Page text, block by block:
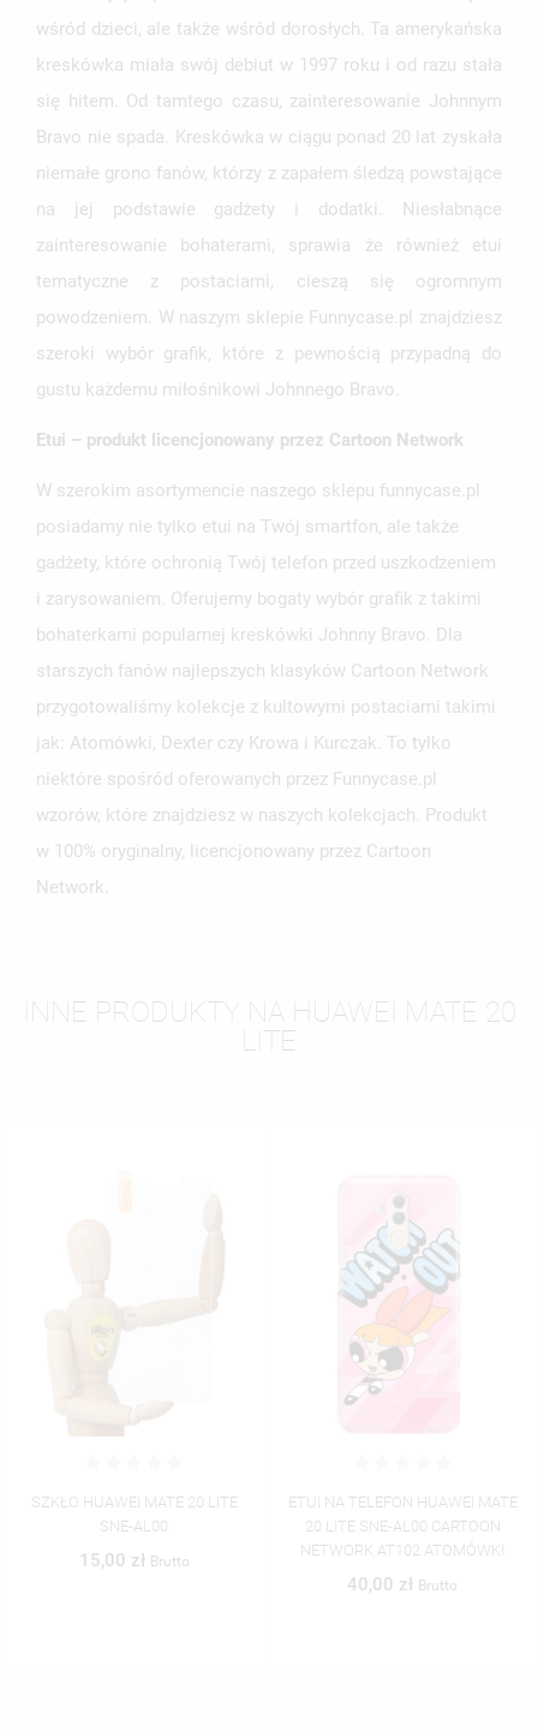
wśród dzieci, ale także wśród dorosłych. Ta amerykańska
kreskówka miała swój debiut w 1997 roku i od razu stała
się hitem. Od tamtego czasu, zainteresowanie Johnnym
Bravo nie spada. Kreskówka w ciągu ponad 20 lat zyskała
niemałe grono fanów, którzy z zapałem śledzą powstające
na jej podstawie gadżety i dodatki. Niesłabnące
zainteresowanie bohaterami, sprawia że również etui
tematyczne z postaciami, cieszą się ogromnym
powodzeniem. W naszym sklepie Funnycase.pl znajdziesz
szeroki wybór grafik, które z pewnością przypadną do
gustu każdemu miłośnikowi Johnnego Bravo.
Etui – produkt licencjonowany przez Cartoon Network
W szerokim asortymencie naszego sklepu funnycase.pl
posiadamy nie tylko etui na Twój smartfon, ale także
gadżety, które ochronią Twój telefon przed uszkodzeniem
i zarysowaniem. Oferujemy bogaty wybór grafik z takimi
bohaterkami popularnej kreskówki Johnny Bravo. Dla
starszych fanów najlepszych klasyków Cartoon Network
przygotowaliśmy kolekcje z kultowymi postaciami takimi
jak: Atomówki, Dexter czy Krowa i Kurczak. To tylko
niektóre spośród oferowanych przez Funnycase.pl
wzorów, które znajdziesz w naszych kolekcjach. Produkt
w 100% oryginalny, licencjonowany przez Cartoon
Network.
INNE PRODUKTY NA HUAWEI MATE 20
LITE
ETUI NA TELEFON HUAWEI MATE
20 LITE SNE-AL00 CARTOON
NETWORK AT102 ATOMÓWKI
ETUI NA TELEFON HUAWEI MATE
20 LITE SNE-AL00 CARTOON
NETWORK AT105 ATOMÓWKI
40,00 zł Brutto
MOJE LISTY ŻYCZEŃ
add_circle_outlineUTWÓRZ NOWĄ LISTĘ
UTWÓRZ LISTĘ ŻYCZEŃ
UTWÓRZ LISTĘ ŻYCZEŃ
ZALOGUJ SIĘ
MUSISZ BYĆ ZALOGOWANY BY ZAPISAĆ PRODUKTY NA
ANULUJ ZALOGUJ SIĘ